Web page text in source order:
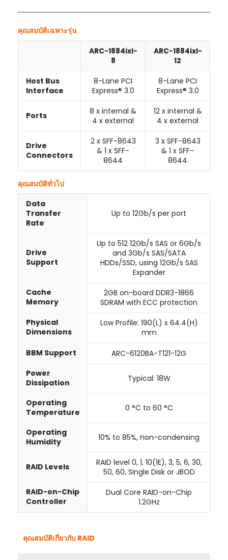
คุณสมบัติเฉพาะรุ่น
ARC-1884ixl-
8
ARC-1884ixl-
12
Host Bus
Interface
8-Lane PCI
Express® 3.0
8-Lane PCI
Express® 3.0
Ports
8 x internal &
4 x external
12 x internal &
4 x external
Drive
Connectors
2 x SFF-8643
& 1 x SFF-
8644
3 x SFF-8643
& 1 x SFF-
8644
คุณสมบัติทั่วไป
Data
Transfer
Rate
Up to 12Gb/s per port
Drive
Support
Up to 512 12Gb/s SAS or 6Gb/s
and 3Gb/s SAS/SATA
HDDs/SSD, using 12Gb/s SAS
Expander
Cache
Memory
2GB on-board DDR3-1866
SDRAM with ECC protection
Physical
Dimensions
Low Profile: 190(L) x 64.4(H)
mm
BBM Support
ARC-6120BA-T121-12G
Power
Dissipation
Typical: 18W
Operating
Temperature
0 °C to 60 °C
Operating
Humidity
10% to 85%, non-condensing
RAID Levels
RAID level 0, 1, 10(1E), 3, 5, 6, 30,
50, 60, Single Disk or JBOD
RAID-on-Chip
Controller
Dual Core RAID-on-Chip
1.2GHz
คุณสมบัติเกี่ยวกับ RAID